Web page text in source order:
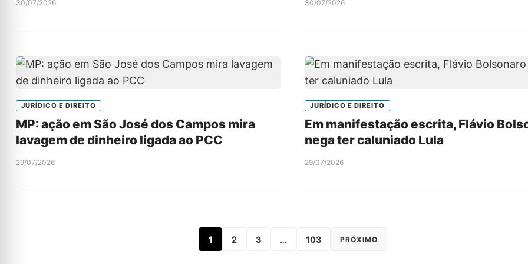
30/07/2026 30/07/2026
JURÍDICO E DIREITO
MP: ação em São José dos Campos mira
lavagem de dinheiro ligada ao PCC
29/07/2026
JURÍDICO E DIREITO
Em manifestação escrita, Flávio
nega ter caluniado Lula
29/07/2026
1 2 3 … 103 PRÓXIMO